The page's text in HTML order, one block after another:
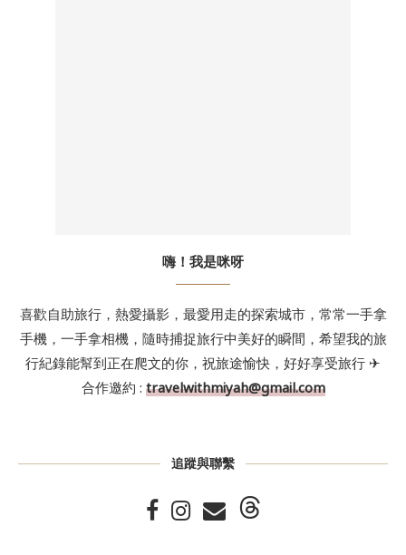
嗨！我是咪呀
喜歡自助旅行，熱愛攝影，最愛用走的探索城市，常常一手拿
手機，一手拿相機，隨時捕捉旅行中美好的瞬間，希望我的旅
行紀錄能幫到正在爬文的你，祝旅途愉快，好好享受旅行 ✈
合作邀約 : travelwithmiyah@gmail.com
追蹤與聯繫